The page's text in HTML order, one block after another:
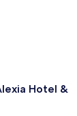
Hotel &